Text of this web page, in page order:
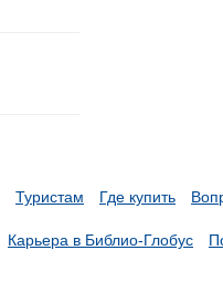
Туристам Где купить
Карьера в Библио-Глобус